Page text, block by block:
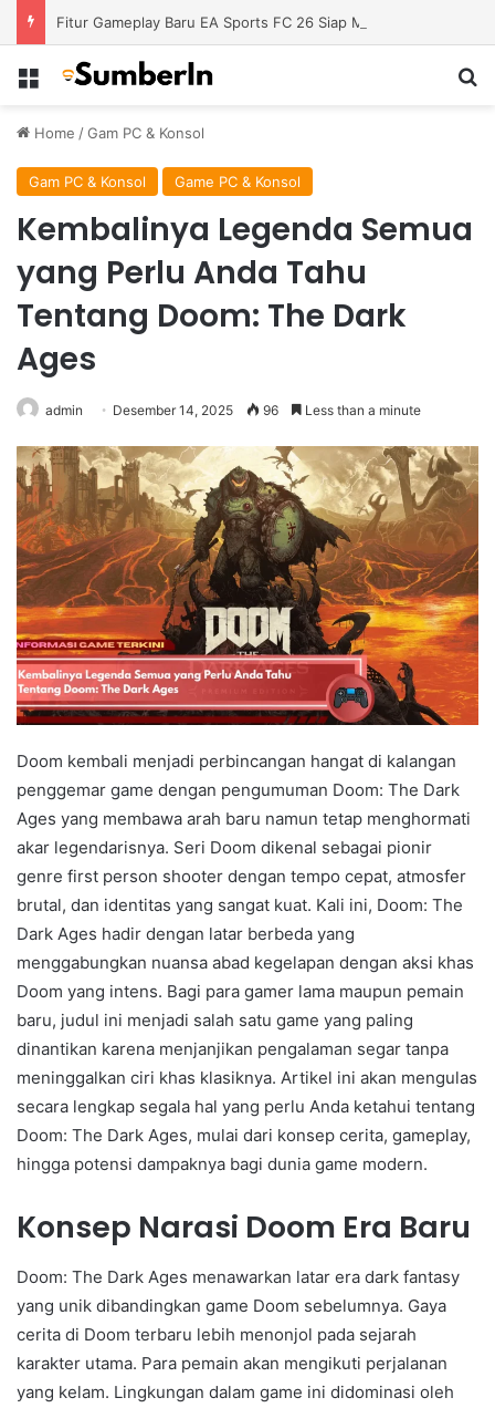
Menu
Home /Gam PC & Konsol
Gam PC & Konsol Game PC & Konsol
Kembalinya Legenda Semua
yang Perlu Anda Tahu
Tentang Doom: The Dark
Ages
admin Desember 14, 2025 96 Less than a minute
Doom kembali menjadi perbincangan hangat di kalangan
penggemar game dengan pengumuman Doom: The Dark
Ages yang membawa arah baru namun tetap menghormati
akar legendarisnya. Seri Doom dikenal sebagai pionir
genre first person shooter dengan tempo cepat, atmosfer
brutal, dan identitas yang sangat kuat. Kali ini, Doom: The
Dark Ages hadir dengan latar berbeda yang
menggabungkan nuansa abad kegelapan dengan aksi khas
Doom yang intens. Bagi para gamer lama maupun pemain
baru, judul ini menjadi salah satu game yang paling
dinantikan karena menjanjikan pengalaman segar tanpa
meninggalkan ciri khas klasiknya. Artikel ini akan mengulas
secara lengkap segala hal yang perlu Anda ketahui tentang
Doom: The Dark Ages, mulai dari konsep cerita, gameplay,
hingga potensi dampaknya bagi dunia game modern.
Konsep Narasi Doom Era Baru
Doom: The Dark Ages menawarkan latar era dark fantasy
yang unik dibandingkan game Doom sebelumnya. Gaya
cerita di Doom terbaru lebih menonjol pada sejarah
karakter utama. Para pemain akan mengikuti perjalanan
yang kelam. Lingkungan dalam game ini didominasi oleh